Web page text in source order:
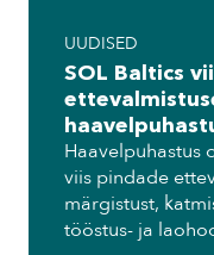
UUDISED
SOL Baltics
Haavelpuhastus
viis pindade
märgistust,
tööstus- ja